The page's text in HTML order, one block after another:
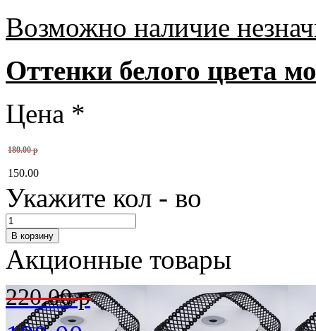
Возможно наличие
Оттенки белого цвета
Цена *
180.00 р
150.00
Укажите кол - во
Акционные товары
220.00 р